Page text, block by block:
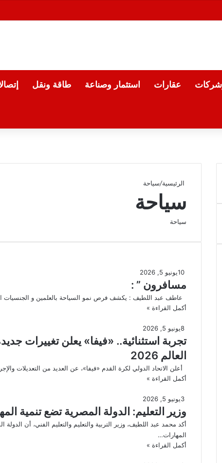
عقارات استثمار وصناعة طاقة ونقل
الرئيسية/سياحة
سياحة
سياحة
يونيو 5, 2026
مسافرون ” :
عاطف عبد اللطيف : يكشف فرص نمو السياحة بالعلمين و الجنسيات
أكمل القراءة »
يونيو 5, 2026
تجربة استثنائية.. «فيفا» يعلن تغييرات
العالم 2026
أعلن الاتحاد الدولي لكرة القدم «فيفا»، عن العديد من التعديلات
أكمل القراءة »
يونيو 5, 2026
وزير التعليم: الدولة المصرية تضع تنمية
أكد محمد عبد اللطيف، وزير التربية والتعليم والتعليم الفني، أن
المهارات…
أكمل القراءة »